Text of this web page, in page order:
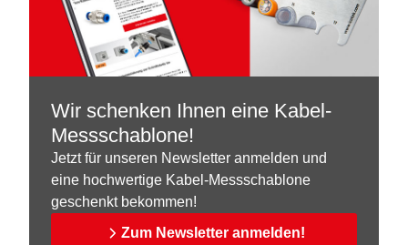
Wir schenken Ihnen eine Kabel-
Messschablone!
Jetzt für unseren Newsletter anmelden und
eine hochwertige Kabel-Messschablone
geschenkt bekommen!
Zum Newsletter anmelden!